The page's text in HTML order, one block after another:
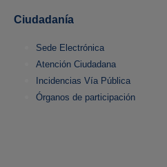
Ciudadanía
Sede Electrónica
Atención Ciudadana
Incidencias Vía Pública
Órganos de participación